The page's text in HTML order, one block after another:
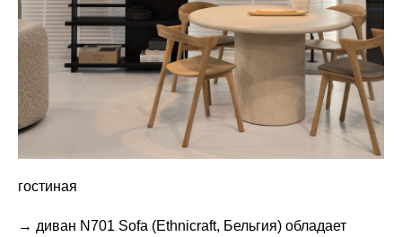
гостиная
→ диван N701 Sofa (Ethnicraft, Бельгия) обладает